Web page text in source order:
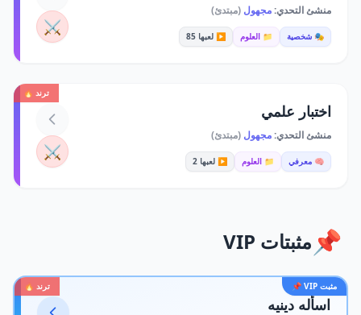
منشئ التحدي:مجهول (مبتدئ)
🎭 شخصية 📁 العلوم ▶️ لعبها 85 ⚔️
ترند 🔥
اختبار علمي
منشئ التحدي:مجهول (مبتدئ)
🧠 معرفي 📁 العلوم ▶️ لعبها 2 ⚔️
📌 مثبتات VIP
مثبت VIP 📌 ترند 🔥
اسأله دينيه